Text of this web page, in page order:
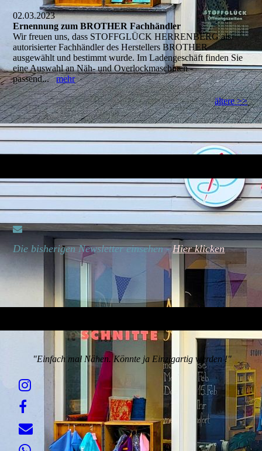
02.03.2023
Ernennung zum BROTHER Fachhändler
Wir freuen uns, dass STOFFGLÜCK HERRENBERG als
autorisierter Fachhändler des Herstellers BROTHER
ausgewählt und bestimmt wurde. Im Ladengeschäft finden Sie
eine Auswahl an Näh- und Overlockmaschinen -
passend...mehr
ältere >>
Die bisherigen Newsletter einsehen -Hier klicken
"Einfach mal Nähen. Könnte ja Einzigartig werden !"